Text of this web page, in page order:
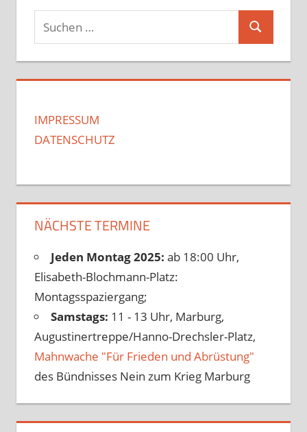
Suchen
nach:
Suchen
IMPRESSUM
DATENSCHUTZ
NÄCHSTE TERMINE
Jeden Montag 2025: ab 18:00 Uhr,
Elisabeth-Blochmann-Platz:
Montagsspaziergang;
Samstags: 11 - 13 Uhr, Marburg,
Augustinertreppe/Hanno-Drechsler-Platz,
Mahnwache "Für Frieden und Abrüstung"
des Bündnisses Nein zum Krieg Marburg